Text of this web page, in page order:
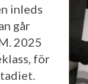
inleds
går
2025
för